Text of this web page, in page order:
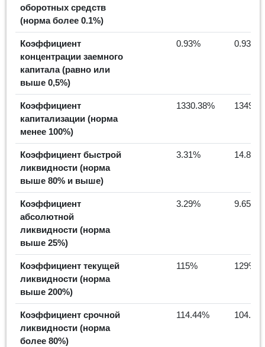
оборотных средств
(норма более 0.1%)
Коэффициент
концентрации заемного
капитала (равно или
выше 0,5%)
0.93% 0.93%
Коэффициент
капитализации (норма
менее 100%)
1330.38%
Коэффициент быстрой
ликвидности (норма
выше 80% и выше)
3.31% 14.83%
Коэффициент
абсолютной
ликвидности (норма
выше 25%)
3.29% 9.65%
Коэффициент текущей
ликвидности (норма
выше 200%)
115% 129%
Коэффициент срочной
ликвидности (норма
более 80%)
114.44% 104.9%